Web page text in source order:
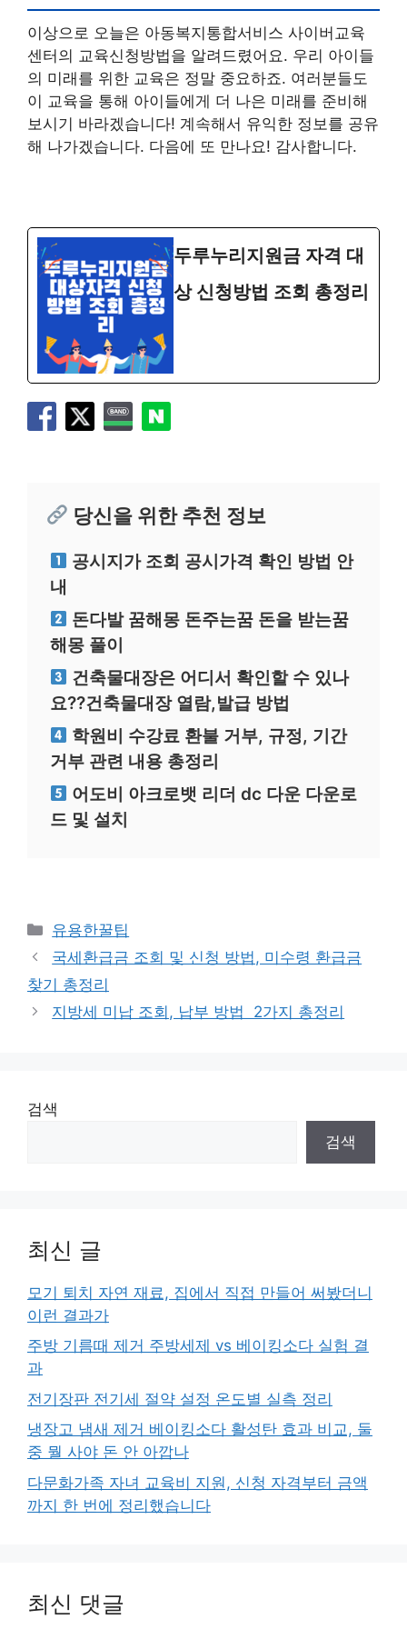
이상으로 오늘은 아동복지통합서비스 사이버교육
센터의 교육신청방법을 알려드렸어요. 우리 아이들
의 미래를 위한 교육은 정말 중요하죠. 여러분들도
이 교육을 통해 아이들에게 더 나은 미래를 준비해
보시기 바라겠습니다! 계속해서 유익한 정보를 공유
해 나가겠습니다. 다음에 또 만나요! 감사합니다.
두루누리지원금 자격 대
상 신청방법 조회 총정리
당신을 위한 추천 정보
공시지가 조회 공시가격 확인 방법 안
내
돈다발 꿈해몽 돈주는꿈 돈을 받는꿈
해몽 풀이
건축물대장은 어디서 확인할 수 있나
요??건축물대장 열람,발급 방법
학원비 수강료 환불 거부, 규정, 기간
거부 관련 내용 총정리
어도비 아크로뱃 리더 dc 다운 다운로
드 및 설치
카
테
고
리
유용한꿀팁
국세환급금 조회 및 신청 방법, 미수령 환급금
찾기 총정리
지방세 미납 조회, 납부 방법 2가지 총정리
검색
검색
최신 글
모기 퇴치 자연 재료, 집에서 직접 만들어 써봤더니
이런 결과가
주방 기름때 제거 주방세제 vs 베이킹소다 실험 결
과
전기장판 전기세 절약 설정 온도별 실측 정리
냉장고 냄새 제거 베이킹소다 활성탄 효과 비교, 둘
중 뭘 사야 돈 안 아깝나
다문화가족 자녀 교육비 지원, 신청 자격부터 금액
까지 한 번에 정리했습니다
최신 댓글